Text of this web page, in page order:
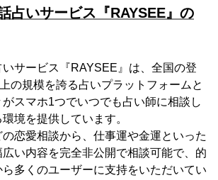
占いサービス『RAYSEE』の
サービス『RAYSEE』は、全国の登
の規模を誇る占いプラットフォームと
スマホ1つでいつでも占い師に相談し
境を提供しています。
恋愛相談から、仕事運や金運といった
い内容を完全非公開で相談可能で、的
多くのユーザーに支持をいただいてい